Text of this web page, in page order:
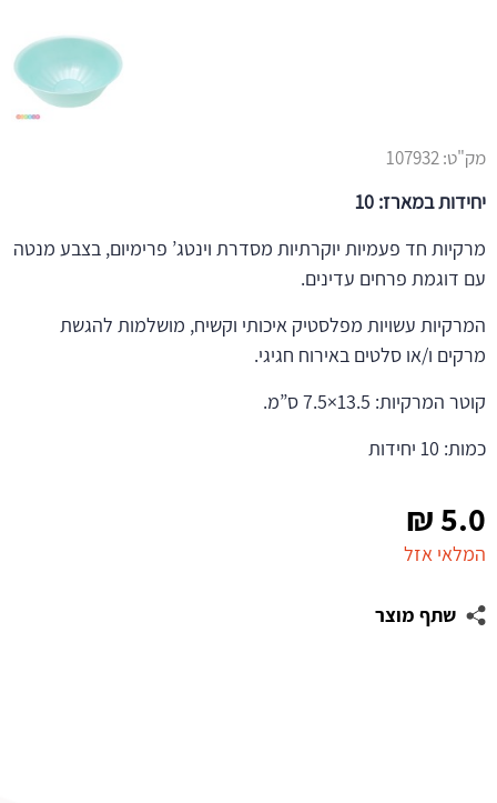
5.0
₪
המלאי אזל
שתף מוצר
מק"ט:107932
יחידות במארז: 10
מרקיות חד פעמיות יוקרתיות מסדרת וינטג’ פרימיום, בצבע מנטה
עם דוגמת פרחים עדינים.
המרקיות עשויות מפלסטיק איכותי וקשיח, מושלמות להגשת
מרקים ו/או סלטים באירוח חגיגי.
קוטר המרקיות: 13.5×7.5 ס”מ.
כמות: 10 יחידות